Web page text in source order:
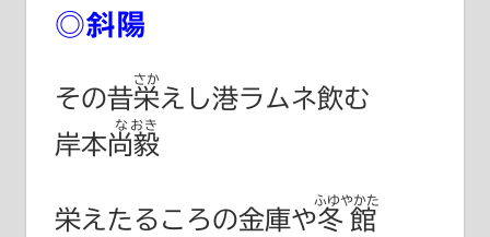
◎斜陽
その昔栄
さか
えし港ラムネ飲む
岸本尚毅
なおき
栄えたるころの金庫や冬館
ふゆやかた